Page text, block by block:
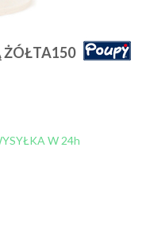
ŻÓŁTA150
W 24h